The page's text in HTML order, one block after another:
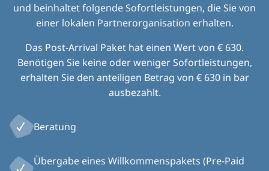
und beinhaltet folgende Sofortleistungen, die Sie von
einer lokalen Partnerorganisation erhalten.
Das Post-Arrival Paket hat einen Wert von € 630.
Benötigen Sie keine oder weniger Sofortleistungen,
erhalten Sie den anteiligen Betrag von € 630 in bar
ausbezahlt.
Beratung
Übergabe eines Willkommenspakets (Pre-Paid